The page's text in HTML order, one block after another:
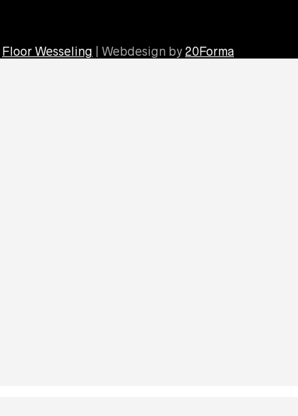
Floor Wesseling | Webdesign by 20Forma